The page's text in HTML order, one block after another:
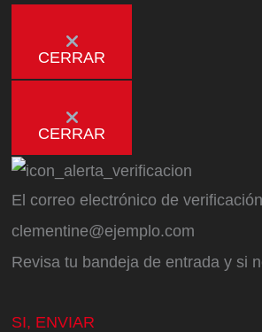
CERRAR
CERRAR
El correo electrónico de
clementine@ejemplo.com
Revisa tu bandeja de entrada y si
SI, ENVIAR